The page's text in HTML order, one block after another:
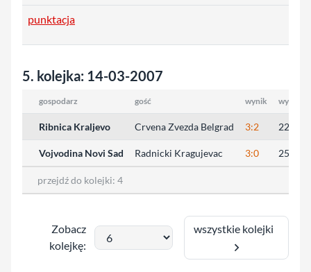
punktacja
5. kolejka: 14-03-2007
gospodarz gość wynik wyniki
Ribnica Kraljevo Crvena Zvezda Belgrad 3:2 22:25,
Vojvodina Novi Sad Radnicki Kragujevac 3:0 25:23,
przejdź do kolejki: 4
Zobacz
kolejkę:
wszystkie kolejki